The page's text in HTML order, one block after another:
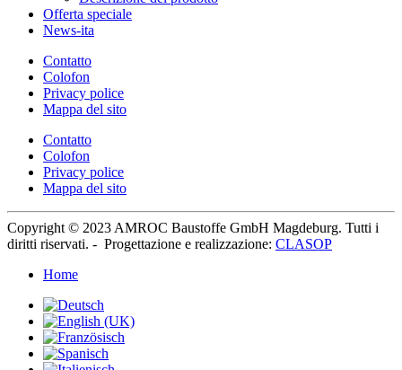
Offerta speciale
News-ita
Contatto
Colofon
Privacy police
Mappa del sito
Contatto
Colofon
Privacy police
Mappa del sito
Copyright © 2023 AMROC Baustoffe GmbH Magdeburg. Tutti i
diritti riservati. - Progettazione e realizzazione: CLASOP
Home